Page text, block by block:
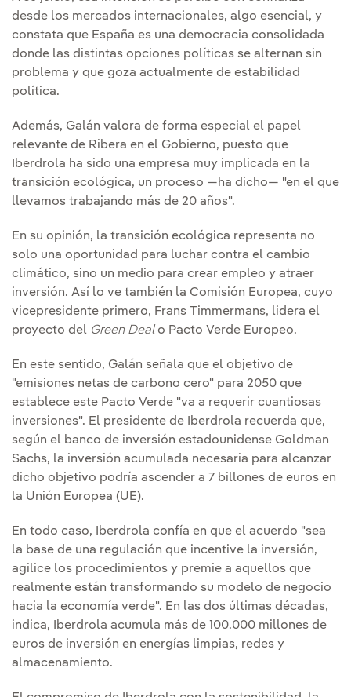
desde los mercados internacionales, algo esencial, y
constata que España es una democracia consolidada
donde las distintas opciones políticas se alternan sin
problema y que goza actualmente de estabilidad
política.
Además, Galán valora de forma especial el papel
relevante de Ribera en el Gobierno, puesto que
Iberdrola ha sido una empresa muy implicada en la
transición ecológica, un proceso —ha dicho— "en el que
llevamos trabajando más de 20 años".
En su opinión, la transición ecológica representa no
solo una oportunidad para luchar contra el cambio
climático, sino un medio para crear empleo y atraer
inversión. Así lo ve también la Comisión Europea, cuyo
vicepresidente primero, Frans Timmermans, lidera el
proyecto del Green Dealo Pacto Verde Europeo.
En este sentido, Galán señala que el objetivo de
"emisiones netas de carbono cero" para 2050 que
establece este Pacto Verde "va a requerir cuantiosas
inversiones". El presidente de Iberdrola recuerda que,
según el banco de inversión estadounidense Goldman
Sachs, la inversión acumulada necesaria para alcanzar
dicho objetivo podría ascender a 7 billones de euros en
la Unión Europea (UE).
En todo caso, Iberdrola confía en que el acuerdo "sea
la base de una regulación que incentive la inversión,
agilice los procedimientos y premie a aquellos que
realmente están transformando su modelo de negocio
hacia la economía verde". En las dos últimas décadas,
indica, Iberdrola acumula más de 100.000 millones de
euros de inversión en energías limpias, redes y
almacenamiento.